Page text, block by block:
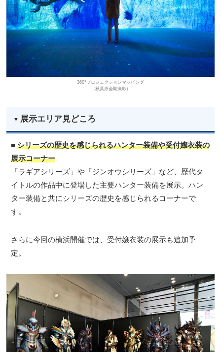
360°プロジェクションマッピング
（秋葉原会期撮影）
展示エリア見どころ
■シリーズの歴史を感じられるハンター装備や受付嬢衣装の
展示コーナー
「ラギアシリーズ」や「ジンオウシリーズ」など、歴代タ
イトルの作品中に登場した主要ハンター装備を展示。ハン
ター装備と共にシリーズの歴史を感じられるコーナーで
す。
さらに今回の横浜開催では、受付嬢衣装の展示も追加予
定。